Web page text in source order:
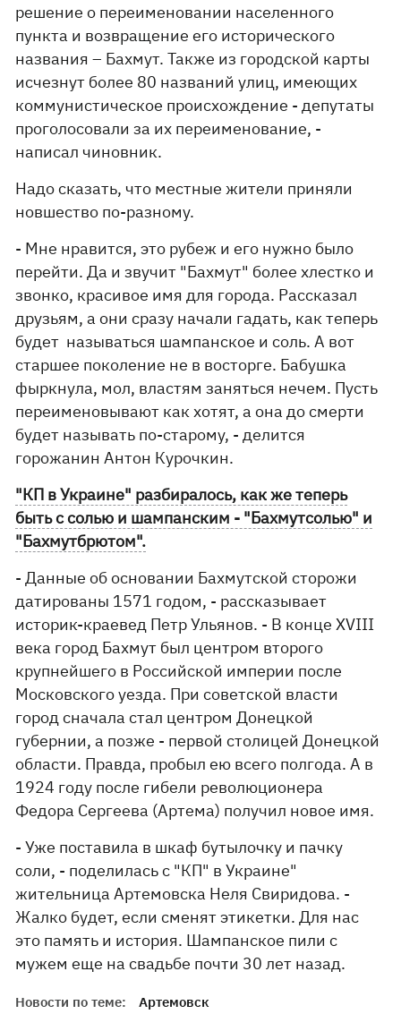
решение о переименовании населенного
пункта и возвращение его исторического
названия – Бахмут. Также из городской карты
исчезнут более 80 названий улиц, имеющих
коммунистическое происхождение - депутаты
проголосовали за их переименование, -
написал чиновник.
Надо сказать, что местные жители приняли
новшество по-разному.
- Мне нравится, это рубеж и его нужно было
перейти. Да и звучит "Бахмут" более хлестко и
звонко, красивое имя для города. Рассказал
друзьям, а они сразу начали гадать, как теперь
будет называться шампанское и соль. А вот
старшее поколение не в восторге. Бабушка
фыркнула, мол, властям заняться нечем. Пусть
переименовывают как хотят, а она до смерти
будет называть по-старому, - делится
горожанин Антон Курочкин.
"КП в Украине" разбиралось, как же теперь
быть с солью и шампанским - "Бахмутсолью" и
"Бахмутбрютом".
- Данные об основании Бахмутской сторожи
датированы 1571 годом, - рассказывает
историк-краевед Петр Ульянов. - В конце XVIII
века город Бахмут был центром второго
крупнейшего в Российской империи после
Московского уезда. При советской власти
город сначала стал центром Донецкой
губернии, а позже - первой столицей Донецкой
области. Правда, пробыл ею всего полгода. А в
1924 году после гибели революционера
Федора Сергеева (Артема) получил новое имя.
- Уже поставила в шкаф бутылочку и пачку
соли, - поделилась с "КП" в Украине"
жительница Артемовска Неля Свиридова. -
Жалко будет, если сменят этикетки. Для нас
это память и история. Шампанское пили с
мужем еще на свадьбе почти 30 лет назад.
Новости по теме:
Артемовск